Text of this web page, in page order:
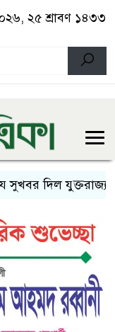
২৫ শ্রাবণ ১৪৩৩
দিল যুক্তরাজ্য